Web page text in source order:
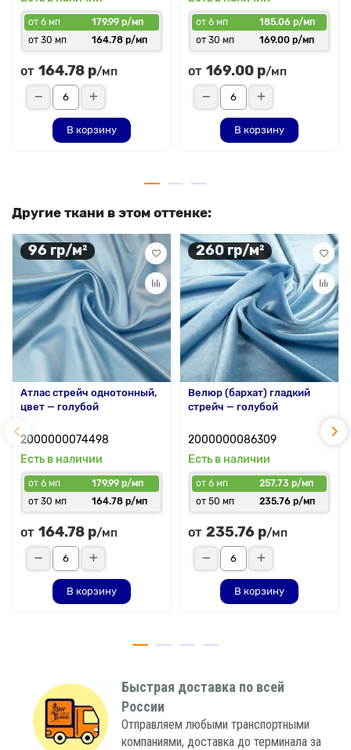
от 6 мп
179.99 р/мп
от 30 мп
164.78 р/мп
от 164.78 р/мп
В корзину
от 6 мп
185.06 р/мп
от 30 мп
169.00 р/мп
от 169.00 р/мп
В корзину
Другие ткани в этом оттенке:
96 гр/м²
Атлас стрейч однотонный,
цвет — голубой
2000000074498
Есть в наличии
от 6 мп
179.99 р/мп
от 30 мп
164.78 р/мп
от 164.78 р/мп
В корзину
260 гр/м²
Велюр (бархат) гладкий
стрейч — голубой
2000000086309
Есть в наличии
от 6 мп
257.73 р/мп
от 50 мп
235.76 р/мп
от 235.76 р/мп
В корзину
Быстрая доставка по всей
России
Отправляем любыми транспортными
компаниями, доставка до терминала за